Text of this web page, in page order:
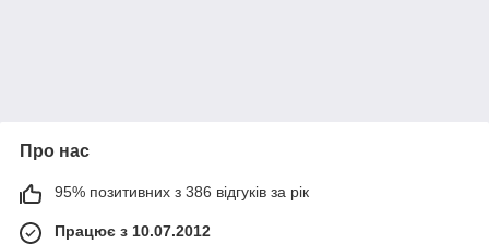
Про нас
95% позитивних з 386 відгуків за рік
Працює з 10.07.2012